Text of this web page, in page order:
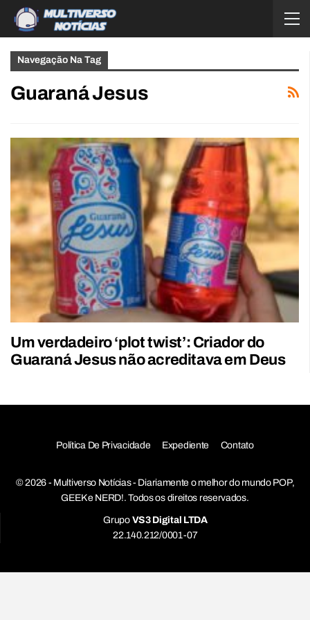
Navegação Na Tag
Guaraná Jesus
Um verdadeiro ‘plot twist’: Criador do
Guaraná Jesus não acreditava em Deus
Política De Privacidade Expediente Contato
© 2026 - Multiverso Notícias - Diariamente o melhor do mundo POP,
GEEK e NERD!. Todos os direitos reservados.
Grupo VS3 Digital LTDA
22.140.212/0001-07